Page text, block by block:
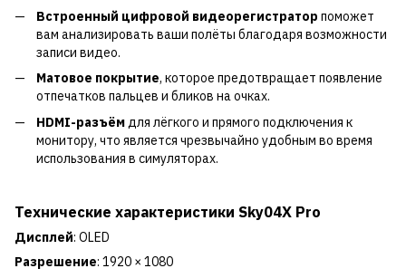
Встроенный цифровой видеорегистратор поможет
вам анализировать ваши полёты благодаря возможности
записи видео.
Матовое покрытие, которое предотвращает появление
отпечатков пальцев и бликов на очках.
HDMI-разъёмдля лёгкого и прямого подключения к
монитору, что является чрезвычайно удобным во время
использования в симуляторах.
Технические характеристики Sky04X Pro
Дисплей: OLED
Разрешение: 1920 × 1080